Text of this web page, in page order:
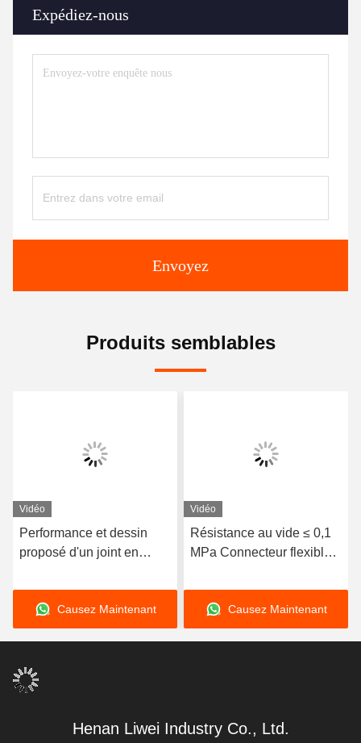
Expédiez-nous
Envoyez
Produits semblables
Vidéo
Performance et dessin
proposé d'un joint en
avec type d'installation
horizontale / verticale
Causez Maintenant
Vidéo
Résistance au vide ≤ 0,1
MPa Connecteur flexible
résistance aux eaux
usées Causez Maintenant
Henan Liwei Industry Co., Ltd.